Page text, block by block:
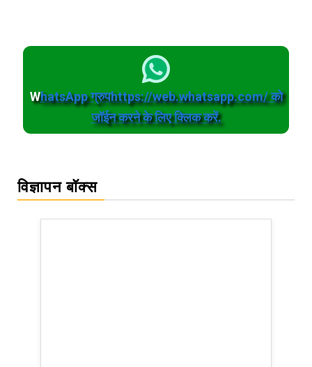
WhatsApp ग्रुपhttps://web.whatsapp.com/ को
जॉईन करने के लिए क्लिक करें.
विज्ञापन बॉक्स